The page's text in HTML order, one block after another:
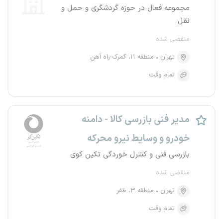
مجموعه فعال در حوزه گردشگری و حمل و
نقل
منقضی شده
تهران
منطقه ۱۱، گمرک-راه آهن
تمام وقت
مدیر فنی بازرسی کالا - دامنه
خودرو و وسایط نیرو محرکه
بازرسی فنی و کنترل خوردگی تکین کوی
منقضی شده
تهران
منطقه ۳، ظفر
تمام وقت